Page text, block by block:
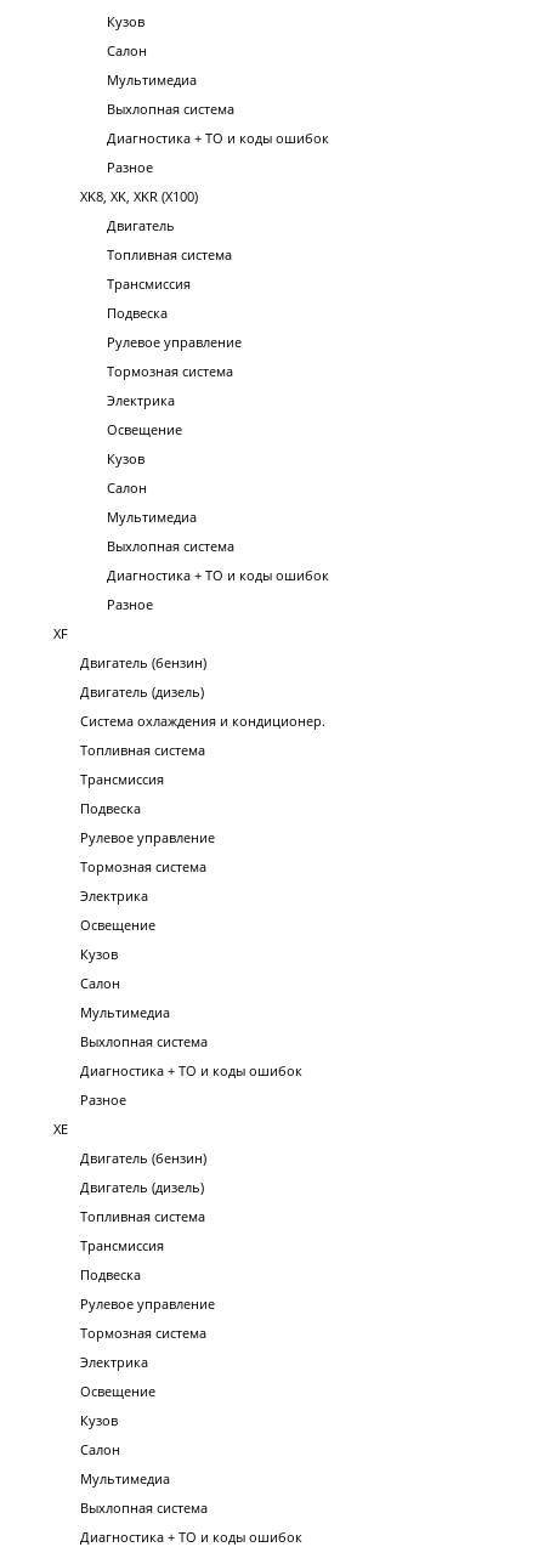
Кузов
Салон
Мультимедиа
Выхлопная система
Диагностика + ТО и коды ошибок
Разное
XK8, XK, XKR (X100)
Двигатель
Топливная система
Трансмиссия
Подвеска
Рулевое управление
Тормозная система
Электрика
Освещение
Кузов
Салон
Мультимедиа
Выхлопная система
Диагностика + ТО и коды ошибок
Разное
XF
Двигатель (бензин)
Двигатель (дизель)
Система охлаждения и кондиционер.
Топливная система
Трансмиссия
Подвеска
Рулевое управление
Тормозная система
Электрика
Освещение
Кузов
Салон
Мультимедиа
Выхлопная система
Диагностика + ТО и коды ошибок
Разное
XE
Двигатель (бензин)
Двигатель (дизель)
Топливная система
Трансмиссия
Подвеска
Рулевое управление
Тормозная система
Электрика
Освещение
Кузов
Салон
Мультимедиа
Выхлопная система
Диагностика + ТО и коды ошибок